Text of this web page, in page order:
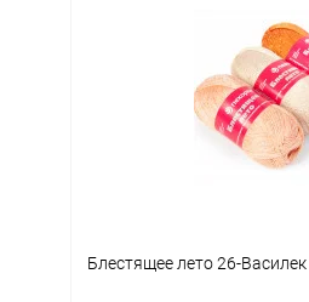
В избранное
Блестящее лето 26-Василек